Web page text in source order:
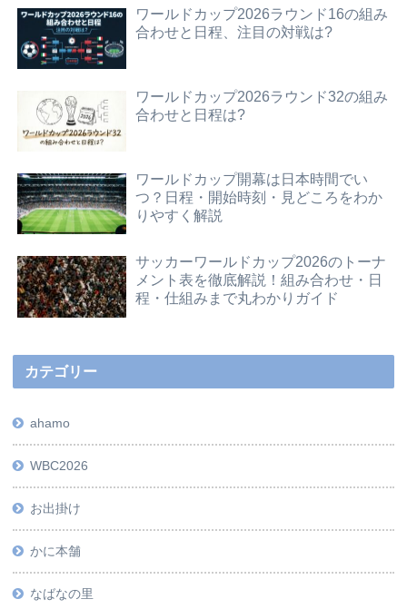
ワールドカップ2026ラウンド16の組み
合わせと日程、注目の対戦は?
ワールドカップ2026ラウンド32の組み
合わせと日程は?
ワールドカップ開幕は日本時間でい
つ？日程・開始時刻・見どころをわか
りやすく解説
サッカーワールドカップ2026のトーナ
メント表を徹底解説！組み合わせ・日
程・仕組みまで丸わかりガイド
カテゴリー
ahamo
WBC2026
お出掛け
かに本舗
なばなの里